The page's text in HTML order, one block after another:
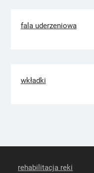
fala uderzeniowa
wkładki
rehabilitacja reki